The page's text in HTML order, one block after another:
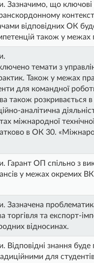
Зазначимо, що ключові
відповідних ОК
також у межах
темати з
Також у межах
для командної
також
аналітична
міжнародної
в ОК 30.
Гарант ОП спільно з
у межах окремих
Зазначена
та експорт-
відносинах.
Відповідні знання
для